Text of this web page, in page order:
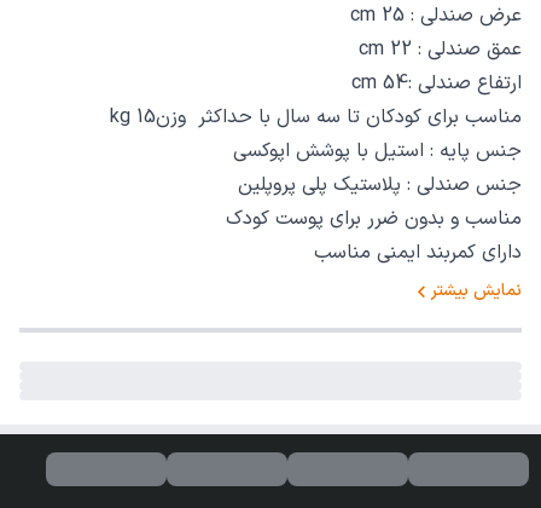
عرض صندلی : 25 cm
عمق صندلی : 22 cm
ارتفاع صندلی :54 cm
مناسب برای کودکان تا سه سال با حداکثر وزن15 kg
جنس پایه : استیل با پوشش اپوکسی
جنس صندلی : پلاستیک پلی پروپلین
مناسب و بدون ضرر برای پوست کودک
دارای کمربند ایمنی مناسب
نمایش بیشتر